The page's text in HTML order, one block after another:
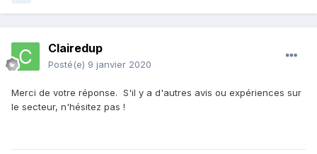
Clairedup
Posté(e) 9 janvier 2020
Merci de votre réponse. S'il y a d'autres avis ou expériences sur
le secteur, n'hésitez pas !